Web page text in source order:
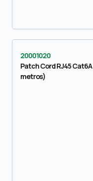
20001020
Patch Cord RJ45
metros)